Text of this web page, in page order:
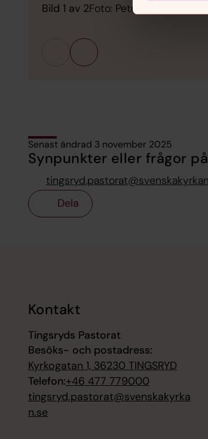
Bild 1 av 2Foto: Petra
Senast ändrad 3 november 2025
Synpunkter eller frågor
Dela
Kontakt
Tingsryds Pastorat
Besöks- och postadress:
Kyrkogatan 1, 36230 TINGSRYD
Telefon:+46 477 779000
tingsryd.pastorat@svenskakyrka
n.se